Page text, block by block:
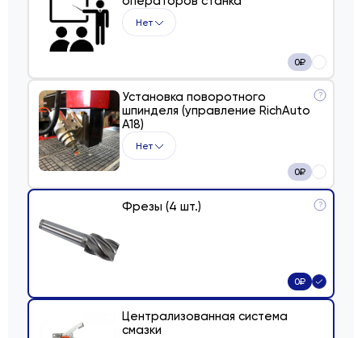
Нет
0₽
Установка поворотного
шпинделя (управление RichAuto
A18)
?
Нет
0₽
Фрезы (4 шт.) ?
0₽
Централизованная система
смазки